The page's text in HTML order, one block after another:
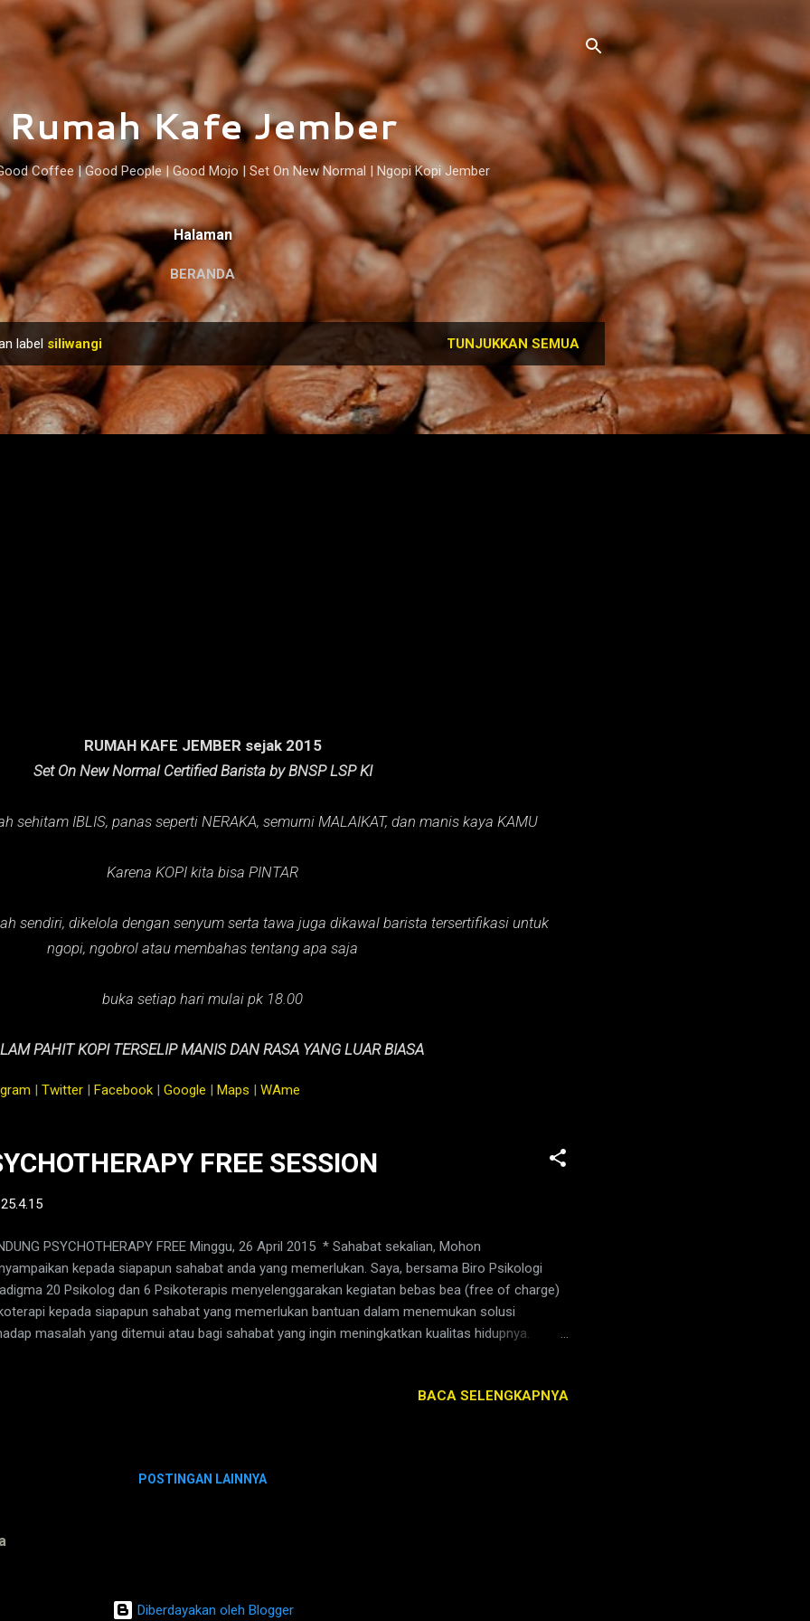
Langsung ke konten utama
Rumah Kafe Jember
Coffee | Good People | Good Mojo | Set On New Normal | Ngopi Kopi Jember
Halaman
BERANDA
label siliwangi TUNJUKKAN SEMUA
RUMAH KAFE JEMBER sejak 2015
Set On New Normal Certified Barista by BNSP LSP KI
sehitam IBLIS, panas seperti NERAKA, semurni MALAIKAT, dan manis kaya KAMU
Karena KOPI kita bisa PINTAR
sendiri, dikelola dengan senyum serta tawa juga dikawal barista tersertifikasi untuk
ngopi, ngobrol atau membahas tentang apa saja
buka setiap hari mulai pk 18.00
PAHIT KOPI TERSELIP MANIS DAN RASA YANG LUAR BIASA
| Twitter | Facebook | Google | Maps | WAme
FREE SESSION
25.4.15
PSYCHOTHERAPY FREE Minggu, 26 April 2015 * Sahabat sekalian, Mohon
kepada siapapun sahabat anda yang memerlukan. Saya, bersama Biro Psikologi
20 Psikolog dan 6 Psikoterapis menyelenggarakan kegiatan bebas bea (free of charge)
kepada siapapun sahabat yang memerlukan bantuan dalam menemukan solusi
masalah yang ditemui atau bagi sahabat yang ingin meningkatkan kualitas hidupnya.
Pekerjaan/Tujuan Konseling-Psikoterapi Contoh : Abu Nuwas/19/L/SMA/Lajang/Belum
BACA SELENGKAPNYA
POSTINGAN LAINNYA
Diberdayakan oleh Blogger